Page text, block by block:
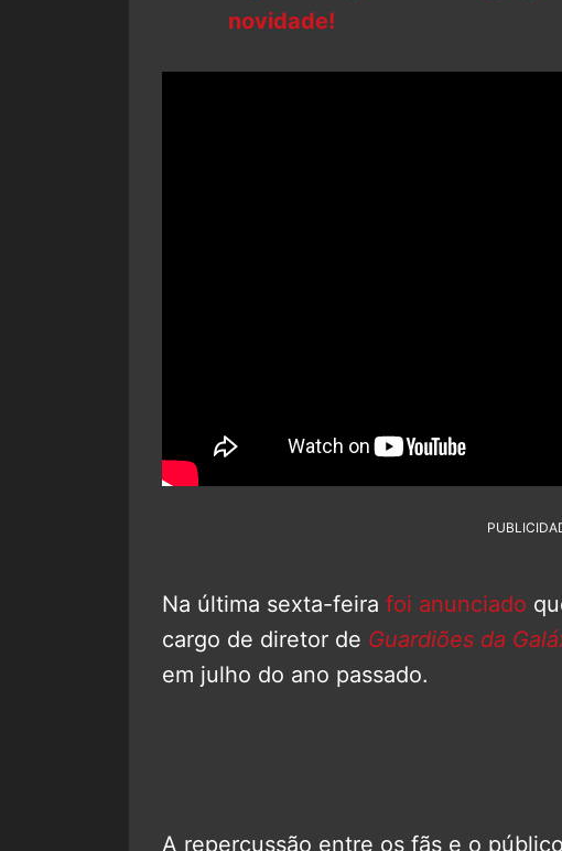
novidade!
Na última sexta-feira foi anunciado
cargo de diretor de Guardiões da
em julho do ano passado.
A repercussão entre os fãs e o